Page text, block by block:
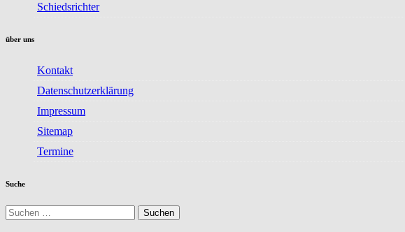
Schiedsrichter
über uns
Kontakt
Datenschutzerklärung
Impressum
Sitemap
Termine
Suche
Suchen
nach: